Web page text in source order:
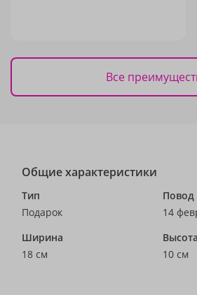
Все
Общие характеристики
Тип
Подарок
Повод
14
Ширина
18 см
Высота
10 см